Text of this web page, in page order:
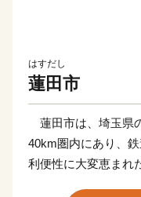
はすだし
蓮田市
蓮田市は、埼玉県
40km圏内にあり、
利便性に大変恵まれ